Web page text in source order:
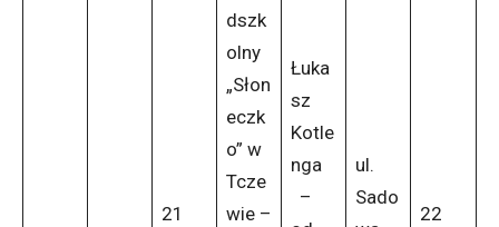
21
dszk
olny
„Słon
eczk
o” w
Tcze
wie –
Łuka
sz
Kotle
nga
–
ul.
Sado
22